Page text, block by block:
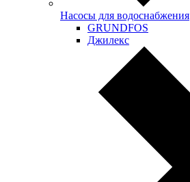
Насосы для водоснабжения
GRUNDFOS
Джилекс